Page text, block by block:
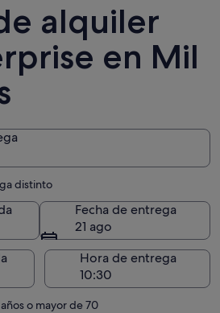
alquiler
en Mil
distinto
Fecha de entrega
21 ago
Hora de entrega
o mayor de 70